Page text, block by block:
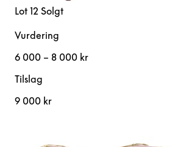
Lot 12 Solgt
Vurdering
6 000 – 8 000 kr
Tilslag
9 000 kr